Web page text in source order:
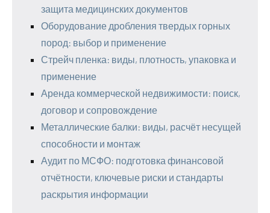
защита медицинских документов
Оборудование дробления твердых горных
пород: выбор и применение
Стрейч пленка: виды, плотность, упаковка и
применение
Аренда коммерческой недвижимости: поиск,
договор и сопровождение
Металлические балки: виды, расчёт несущей
способности и монтаж
Аудит по МСФО: подготовка финансовой
отчётности, ключевые риски и стандарты
раскрытия информации